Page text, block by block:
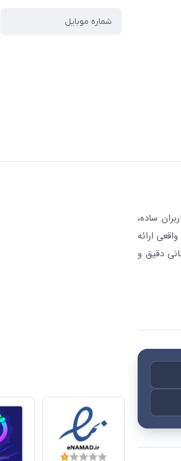
ساده،
ارائه
دقیق و